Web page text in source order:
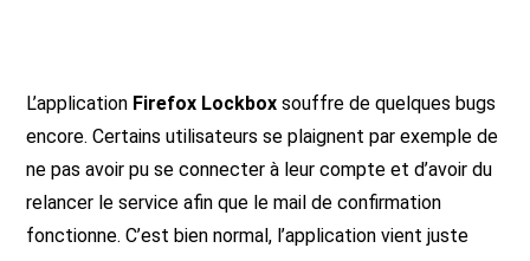
L’application Firefox Lockbox souffre de quelques bugs
encore. Certains utilisateurs se plaignent par exemple de
ne pas avoir pu se connecter à leur compte et d’avoir du
relancer le service afin que le mail de confirmation
fonctionne. C’est bien normal, l’application vient juste